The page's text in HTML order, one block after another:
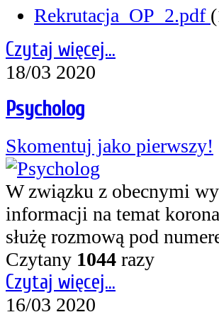
Rekrutacja_OP_2.pdf
Czytaj więcej...
18/03 2020
Psycholog
Skomentuj jako pierwszy!
W związku z obecnymi
informacji na temat
służę rozmową pod
Czytany 1044 razy
Czytaj więcej...
16/03 2020